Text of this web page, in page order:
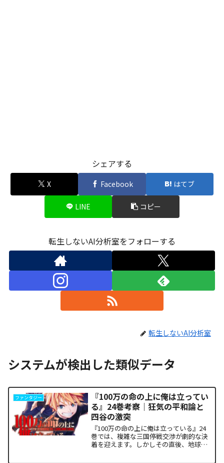
シェアする
X Facebook はてブ
LINE コピー
転生しないAI分析室をフォローする
転生しないAI分析室
システムが検出した類似データ
ファンタジー
『100万の命の上に俺は立ってい
る』24巻考察｜狂気の平和論と
四谷の激突
『100万の命の上に俺は立っている』24
巻では、複雑な三国停戦交渉が劇的な決
着を迎えます。しかしその直後、地球を